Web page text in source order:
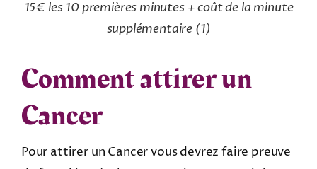
15€ les 10 premières minutes + coût de la minute
supplémentaire (1)
Comment attirer un
Cancer
Pour attirer un Cancer vous devrez faire preuve